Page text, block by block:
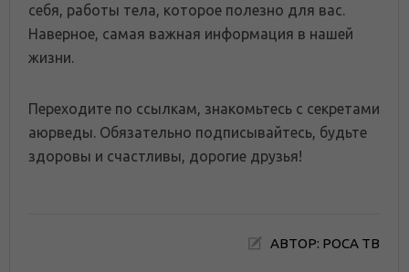
себя, работы тела, которое полезно для вас.
Наверное, самая важная информация в нашей
жизни.
Переходите по ссылкам, знакомьтесь с секретами
аюрведы. Обязательно подписывайтесь, будьте
здоровы и счастливы, дорогие друзья!
АВТОР: РОСА ТВ